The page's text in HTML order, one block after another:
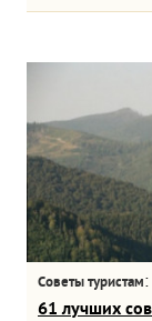
Советы туристам:
61 лучших